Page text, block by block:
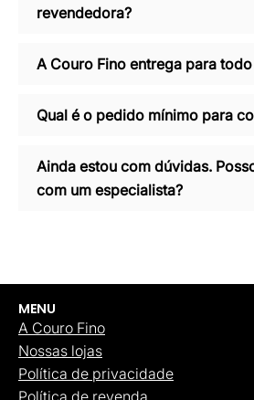
revendedora?
A Couro Fino entrega para
Qual é o pedido mínimo para
Ainda estou com dúvidas.
com um especialista?
MENU
A Couro Fino
Nossas lojas
Política de privacidade
Política de revenda